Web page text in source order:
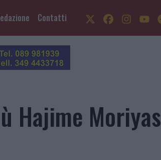
Contatti
Hajime